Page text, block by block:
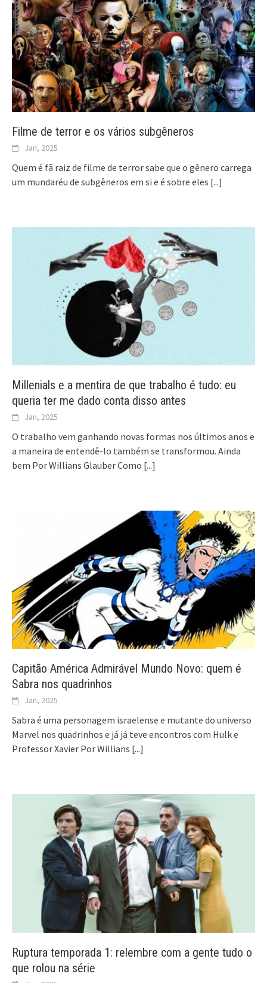
Filme de terror e os vários subgêneros
Jan, 2025
Quem é fã raiz de filme de terror sabe que o gênero carrega
um mundaréu de subgêneros em si e é sobre eles [...]
Millenials e a mentira de que trabalho é tudo: eu
queria ter me dado conta disso antes
Jan, 2025
O trabalho vem ganhando novas formas nos últimos anos e
a maneira de entendê-lo também se transformou. Ainda
bem Por Willians Glauber Como [...]
Capitão América Admirável Mundo Novo: quem é
Sabra nos quadrinhos
Jan, 2025
Sabra é uma personagem israelense e mutante do universo
Marvel nos quadrinhos e já já teve encontros com Hulk e
Professor Xavier Por Willians [...]
Ruptura temporada 1: relembre com a gente tudo o
que rolou na série